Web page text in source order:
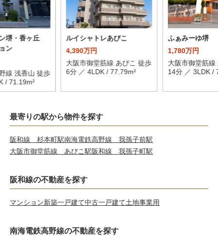
堺・香ヶ丘
ン
線 浅香山 徒歩
/ 71.19m²
ルイシャトレあびこ
4,390万円
大阪市御堂筋線 あびこ 徒歩
6分 ／ 4LDK / 77.79m²
ふぁみーゆ堺
1,780万円
大阪市御堂筋線
14分 ／ 3LDK /
最寄りの駅から物件を探す
阪和線 杉本町駅南海電鉄高野線 我孫子前駅
大阪市御堂筋線 あびこ駅阪和線 我孫子町駅
阪和線の不動産を探す
マンション新築一戸建て中古一戸建て土地事業用
南海電鉄高野線の不動産を探す